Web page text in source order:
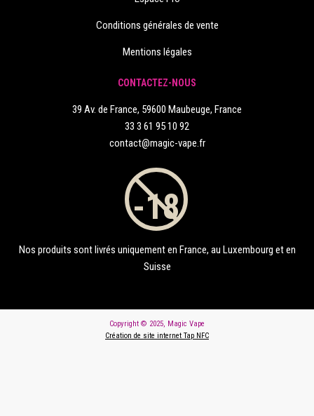
Conditions générales de vente
Mentions légales
CONTACTEZ-NOUS
39 Av. de France, 59600 Maubeuge, France
33 3 61 95 10 92
contact@magic-vape.fr
Nos produits sont livrés uniquement en France, au Luxembourg et en
Suisse
Copyright © 2025, Magic Vape
Création de site internet Tap NFC